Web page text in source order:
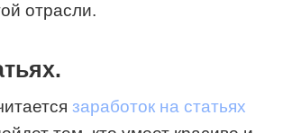
отрасли.
заработок на статьях